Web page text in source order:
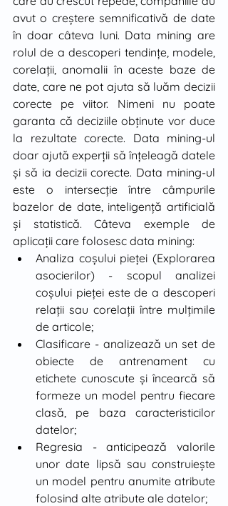
avut o creştere semnificativă de date
în doar câteva luni. Data mining are
rolul de a descoperi tendinţe, modele,
corelaţii, anomalii în aceste baze de
date, care ne pot ajuta să luăm decizii
corecte pe viitor. Nimeni nu poate
garanta că deciziile obţinute vor duce
la rezultate corecte. Data mining-ul
doar ajută experţii să înţeleagă datele
şi să ia decizii corecte. Data mining-ul
este o intersecţie între câmpurile
bazelor de date, inteligenţă artificială
şi statistică. Câteva exemple de
aplicaţii care folosesc data mining:
Analiza coşului pieţei (Explorarea
asocierilor) - scopul analizei
coşului pieţei este de a descoperi
relaţii sau corelaţii între mulţimile
de articole;
Clasificare - analizează un set de
obiecte de antrenament cu
etichete cunoscute şi încearcă să
formeze un model pentru fiecare
clasă, pe baza caracteristicilor
datelor;
Regresia - anticipează valorile
unor date lipsă sau construieşte
un model pentru anumite atribute
folosind alte atribute ale datelor;